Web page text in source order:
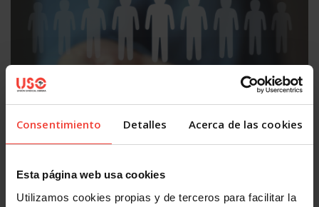
Consentimiento Detalles Acerca de las cookies
Esta página web usa cookies
Utilizamos cookies propias y de terceros para facilitar la
Igualdad
El Ingreso Mínimo Vital (IMV), cobertura deficiente y sin
20 AGOSTO, 2025